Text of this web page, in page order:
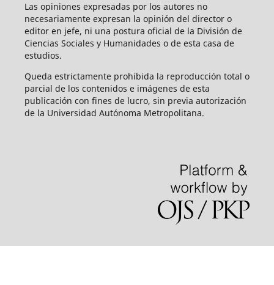
Las opiniones expresadas por los autores no
necesariamente expresan la opinión del director o
editor en jefe, ni una postura oficial de la División de
Ciencias Sociales y Humanidades o de esta casa de
estudios.
Queda estrictamente prohibida la reproducción total o
parcial de los contenidos e imágenes de esta
publicación con fines de lucro, sin previa autorización
de la Universidad Autónoma Metropolitana.